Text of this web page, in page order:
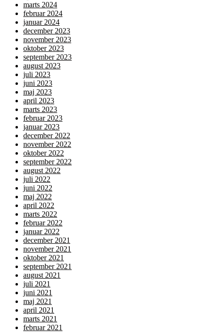
marts 2024
februar 2024
januar 2024
december 2023
november 2023
oktober 2023
september 2023
august 2023
juli 2023
juni 2023
maj 2023
april 2023
marts 2023
februar 2023
januar 2023
december 2022
november 2022
oktober 2022
september 2022
august 2022
juli 2022
juni 2022
maj 2022
april 2022
marts 2022
februar 2022
januar 2022
december 2021
november 2021
oktober 2021
september 2021
august 2021
juli 2021
juni 2021
maj 2021
april 2021
marts 2021
februar 2021